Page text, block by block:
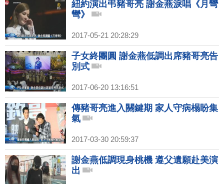
紐約演出弔豬哥亮 謝金燕淚唱《月彎
彎》
2017-05-21 20:28:29
子女終團圓 謝金燕低調出席豬哥亮告
別式
2017-06-20 13:16:51
傳豬哥亮進入關鍵期 家人守病榻盼集
氣
2017-03-30 20:59:37
謝金燕低調現身桃機 遵父遺願赴美演
出